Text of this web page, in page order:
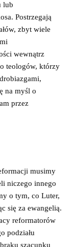
lub
Postrzegają
zbyt wiele
wewnątrz
teologów, którzy
na myśl o
przez
musimy
niczego innego
o tym, co Luter,
się za ewangelią.
reformatorów
podziału
szacunku